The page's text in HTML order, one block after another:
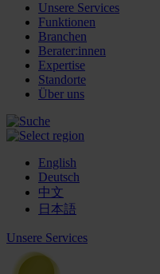
Unsere Services
Funktionen
Branchen
Berater:innen
Expertise
Standorte
Über uns
English
Deutsch
中文
日本語
Unsere Services